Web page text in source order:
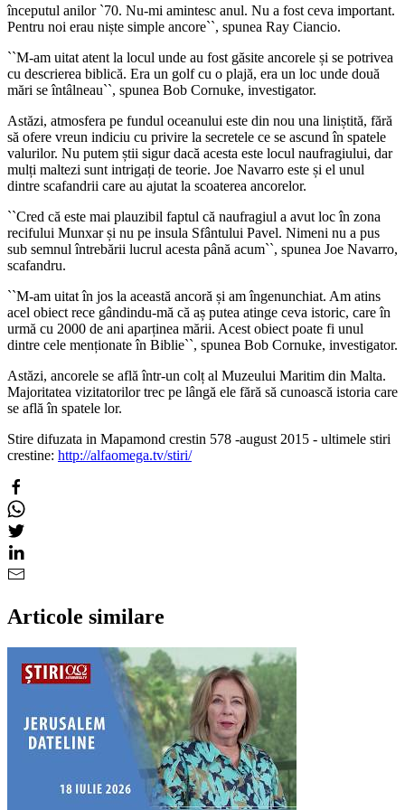
începutul anilor `70. Nu-mi amintesc anul. Nu a fost ceva important.
Pentru noi erau niște simple ancore``, spunea Ray Ciancio.
``M-am uitat atent la locul unde au fost găsite ancorele și se potrivea
cu descrierea biblică. Era un golf cu o plajă, era un loc unde două
mări se întâlneau``, spunea Bob Cornuke, investigator.
Astăzi, atmosfera pe fundul oceanului este din nou una liniștită, fără
să ofere vreun indiciu cu privire la secretele ce se ascund în spatele
valurilor. Nu putem știi sigur dacă acesta este locul naufragiului, dar
mulți maltezi sunt intrigați de teorie. Joe Navarro este și el unul
dintre scafandrii care au ajutat la scoaterea ancorelor.
``Cred că este mai plauzibil faptul că naufragiul a avut loc în zona
recifului Munxar și nu pe insula Sfântului Pavel. Nimeni nu a pus
sub semnul întrebării lucrul acesta până acum``, spunea Joe Navarro,
scafandru.
``M-am uitat în jos la această ancoră și am îngenunchiat. Am atins
acel obiect rece gândindu-mă că aș putea atinge ceva istoric, care în
urmă cu 2000 de ani aparținea mării. Acest obiect poate fi unul
dintre cele menționate în Biblie``, spunea Bob Cornuke, investigator.
Astăzi, ancorele se află într-un colț al Muzeului Maritim din Malta.
Majoritatea vizitatorilor trec pe lângă ele fără să cunoască istoria care
se află în spatele lor.
Stire difuzata in Mapamond crestin 578 -august 2015 - ultimele stiri
crestine: http://alfaomega.tv/stiri/
Articole similare